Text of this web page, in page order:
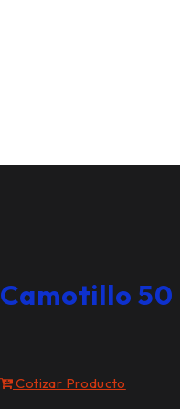
Camotillo 50
Cotizar Producto